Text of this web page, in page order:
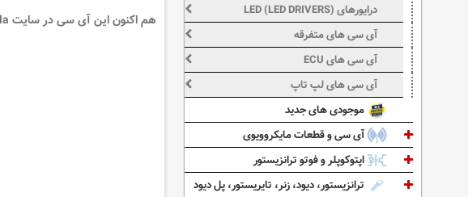
هم اکنون این آی سی در سایت ickala برای استفاده مهندسین و طراحان جهت فروش آماده گردیده است.
درایورهای LED (LED DRIVERS)
آی سی های متفرقه
آی سی های ECU
آی سی های لپ تاپ
موجودی های جدید
آی سی و قطعات مایکروویوی
اپتوکوپلر و فوتو ترانزیستور
ترانزیستور، دیود، زنر، تایریستور، پل دیود